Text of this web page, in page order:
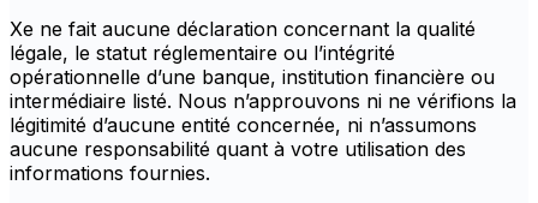
Xe ne fait aucune déclaration concernant la qualité
légale, le statut réglementaire ou l’intégrité
opérationnelle d’une banque, institution financière ou
intermédiaire listé. Nous n’approuvons ni ne vérifions la
légitimité d’aucune entité concernée, ni n’assumons
aucune responsabilité quant à votre utilisation des
informations fournies.